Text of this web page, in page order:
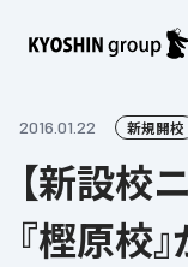
会社案内
会社案内
事業一覧
2016.01.22 新規開校
【新設校
『樫原校